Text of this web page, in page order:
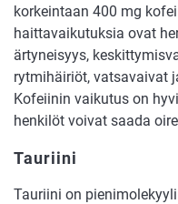
korkeintaan 400 mg
haittavaikutuksia ovat
ärtyneisyys,
rytmihäiriöt, vatsavaivat
Kofeiinin vaikutus on
henkilöt voivat saada
Tauriini
Tauriini on